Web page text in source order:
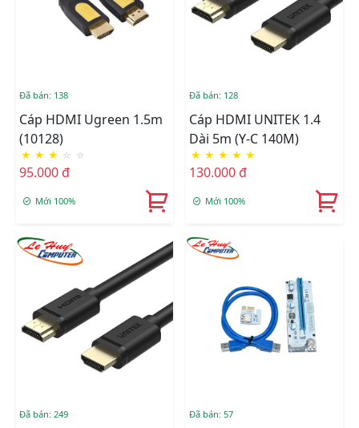
Đã bán: 138
Cáp HDMI Ugreen 1.5m
(10128)
★ ★ ★ ☆ ☆
95.000 đ
Mới 100%
Đã bán: 128
Cáp HDMI UNITEK 1.4
Dài 5m (Y-C 140M)
★ ★ ★ ★ ★
130.000 đ
Mới 100%
Đã bán: 249 Đã bán: 57